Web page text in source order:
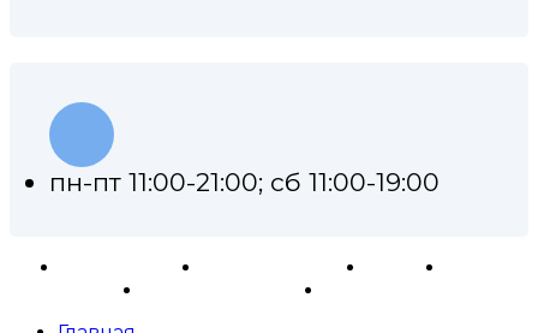
пн-пт 11:00-21:00; сб 11:00-19:00
Ремонт АКПП Примеры работ Каталог